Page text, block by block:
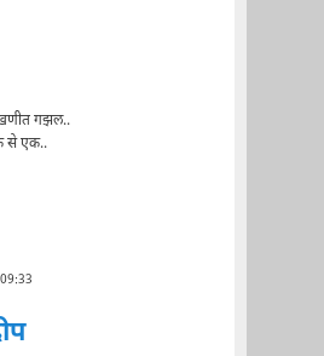
गझल..
से एक..